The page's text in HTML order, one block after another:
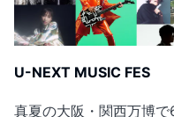
U-NEXT MUSIC FES
真夏の大阪・関西万博